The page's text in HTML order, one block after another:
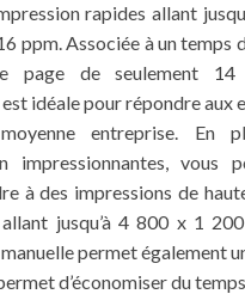
rapides allant
ppm. Associée à un temps
page de seulement 14
idéale pour répondre aux
entreprise. En
impressionnantes, vous
à des impressions de
jusqu’à 4 800 x 1 200
permet également
d’économiser du